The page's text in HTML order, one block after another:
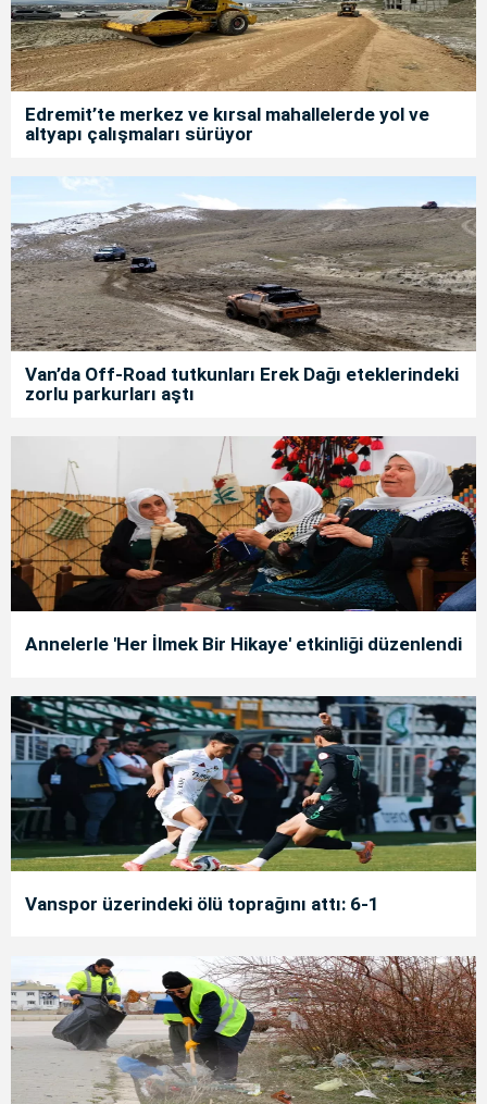
Edremit’te merkez ve kırsal mahallelerde yol ve
altyapı çalışmaları sürüyor
Van’da Off-Road tutkunları Erek Dağı eteklerindeki
zorlu parkurları aştı
Annelerle 'Her İlmek Bir Hikaye' etkinliği düzenlendi
Vanspor üzerindeki ölü toprağını attı: 6-1